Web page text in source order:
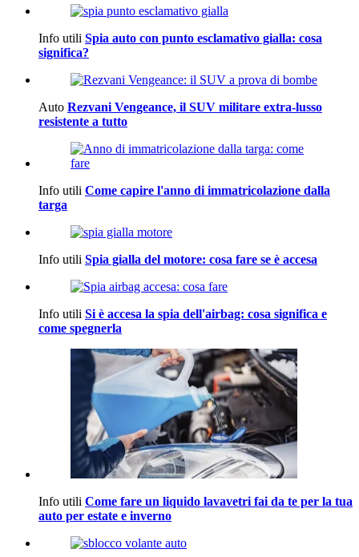
Info utili Spia auto con punto esclamativo gialla: cosa
significa?
Auto Rezvani Vengeance, il SUV militare extra-lusso
resistente a tutto
Info utili Come capire l'anno di immatricolazione dalla
targa
Info utili Spia gialla del motore: cosa fare se è accesa
Info utili Si è accesa la spia dell'airbag: cosa significa e
come spegnerla
Info utili Come fare un liquido lavavetri fai da te per la tua
auto per estate e inverno